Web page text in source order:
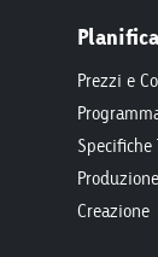
Prezzi e
Specifiche
Produzione
Creazione